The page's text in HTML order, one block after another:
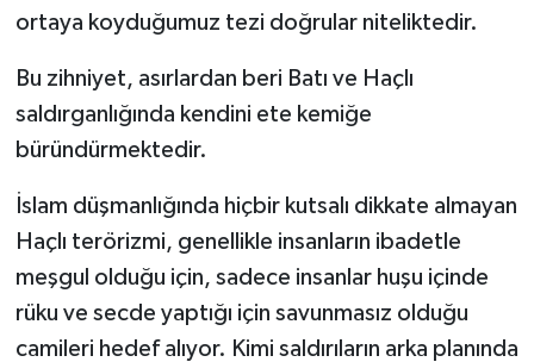
ortaya koyduğumuz tezi doğrular niteliktedir.
Bu zihniyet, asırlardan beri Batı ve Haçlı
saldırganlığında kendini ete kemiğe
büründürmektedir.
İslam düşmanlığında hiçbir kutsalı dikkate almayan
Haçlı terörizmi, genellikle insanların ibadetle
meşgul olduğu için, sadece insanlar huşu içinde
rüku ve secde yaptığı için savunmasız olduğu
camileri hedef alıyor. Kimi saldırıların arka planında